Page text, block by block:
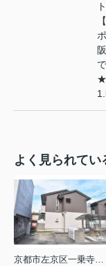
よく見られてい
京都市左京区一乗寺北大丸町